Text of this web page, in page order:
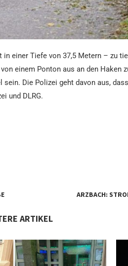
einer Tiefe von 37,5 Metern – zu
einem Ponton aus an den Haken
Die Polizei geht davon aus,
und DLRG.
ARZBACH:
ARTIKEL